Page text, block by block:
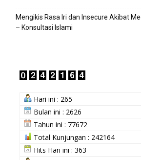
Mengikis Rasa Iri dan Insecure Akibat
– Konsultasi Islami
Hari ini : 265
Bulan ini : 2626
Tahun ini : 77672
Total Kunjungan : 242164
Hits Hari ini : 363